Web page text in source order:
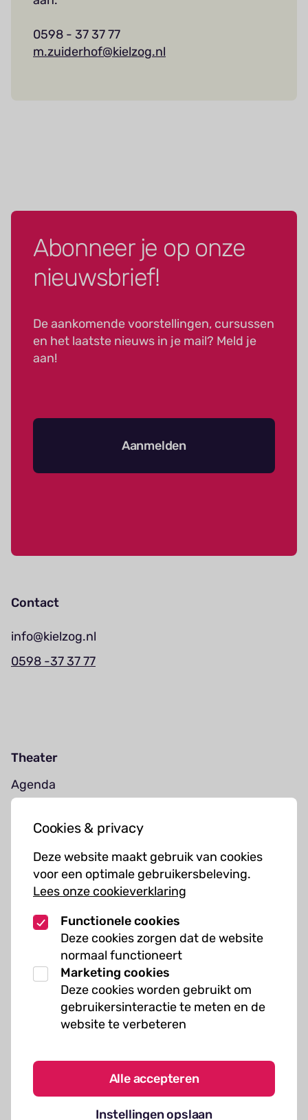
Cookies & privacy
Deze website maakt gebruik van cookies
voor een optimale gebruikersbeleving.
Lees onze cookieverklaring
Functionele cookies
Deze cookies zorgen dat de website
normaal functioneert
Marketing cookies
Deze cookies worden gebruikt om
gebruikersinteractie te meten en de
website te verbeteren
Alle accepteren
Instellingen opslaan
0598 - 37 37 77
m.zuiderhof@kielzog.nl
Abonneer je op onze
nieuwsbrief!
De aankomende voorstellingen, cursussen
en het laatste nieuws in je mail? Meld je
aan!
Aanmelden
Contact
info@kielzog.nl
0598 -37 37 77
Theater
Agenda
Muziekcursussen
Kunst cursussen
Over ons
Organisatie
Werken bij Kielzog
Veelgestelde vragen
Algemene voorwaarden